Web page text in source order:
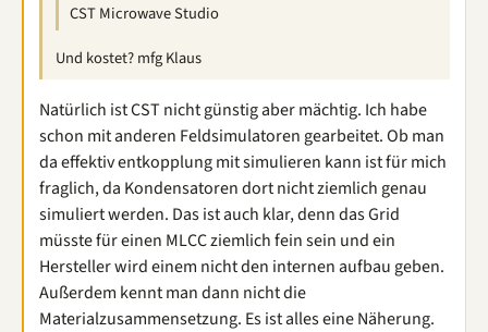
CST Microwave Studio
Und kostet? mfg Klaus
Natürlich ist CST nicht günstig aber mächtig. Ich habe
schon mit anderen Feldsimulatoren gearbeitet. Ob man
da effektiv entkopplung mit simulieren kann ist für mich
fraglich, da Kondensatoren dort nicht ziemlich genau
simuliert werden. Das ist auch klar, denn das Grid
müsste für einen MLCC ziemlich fein sein und ein
Hersteller wird einem nicht den internen aufbau geben.
Außerdem kennt man dann nicht die
Materialzusammensetzung. Es ist alles eine Näherung.